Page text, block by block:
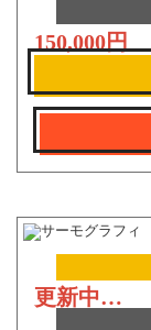
150,000円
更新中…